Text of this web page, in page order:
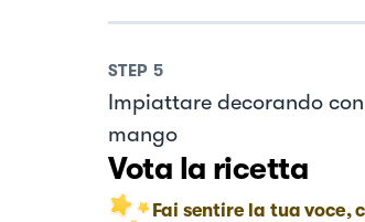
STEP 5
Impiattare decorando
mango
Vota la ricetta
Fai sentire la tua voce,